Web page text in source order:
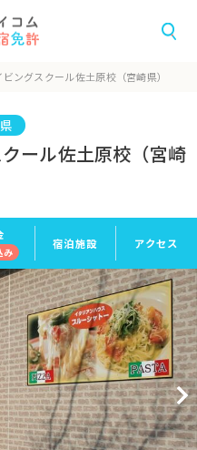
ングスクール佐土原校（宮崎県）
ール佐土原校（宮崎
み
宿泊施設 アクセス